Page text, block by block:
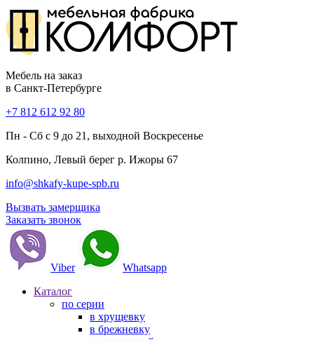
Мебель на заказ
в Санкт-Петербурге
+7 812 612 92 80
Пн - Сб с 9 до 21, выходной Воскресенье
Колпино, Левый берег р. Ижоры 67
info@shkafy-kupe-spb.ru
Вызвать замерщика
Заказать звонок
Viber
Whatsapp
Каталог
по серии
в хрущевку
в брежневку